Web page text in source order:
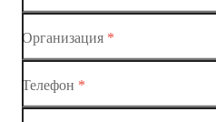
Коммутатор
Организация *
Телефон *